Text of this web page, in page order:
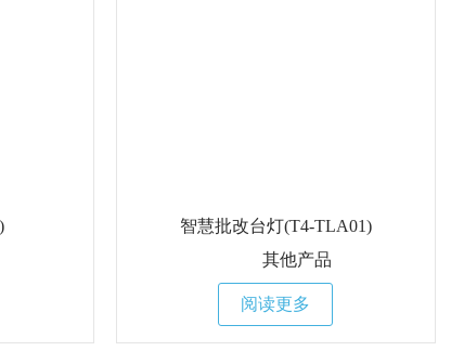
智慧批改台灯(T4-TLA01)
其他产品
阅读更多